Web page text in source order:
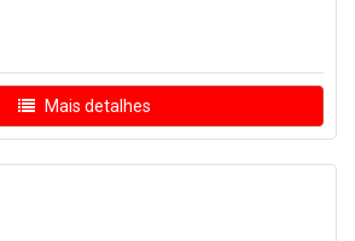
Mais detalhes